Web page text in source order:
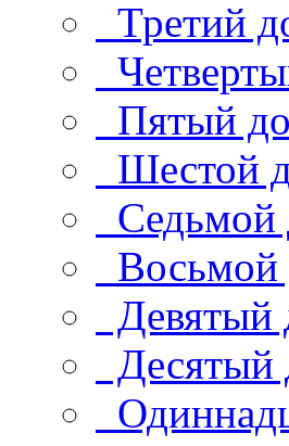
Третий
Пятый
Шестой
Седьмой
Восьмой
Девятый
Десятый